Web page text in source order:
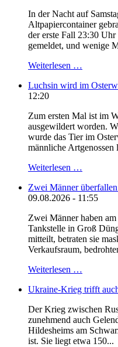
In der Nacht auf
Altpapiercontainer
der erste Fall 23:30 Uhr
gemeldet, und wenige
Weiterlesen …
Luchsin wird im
12:20
Zum ersten Mal ist im
ausgewildert worden.
wurde das Tier im
männliche Artgenossen
Weiterlesen …
Zwei Männer
09.08.2026 - 11:55
Zwei Männer haben
Tankstelle in Groß
mitteilt, betraten sie
Verkaufsraum,
Weiterlesen …
Ukraine-Krieg trifft
Der Krieg zwischen
zunehmend auch
Hildesheims am
ist. Sie liegt etwa 150...